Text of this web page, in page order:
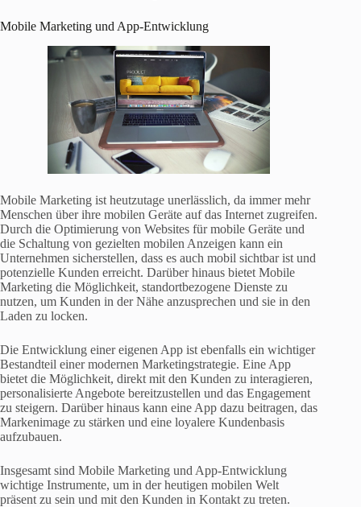
Mobile Marketing und App-Entwicklung
Mobile Marketing ist heutzutage unerlässlich, da immer mehr
Menschen über ihre mobilen Geräte auf das Internet zugreifen.
Durch die Optimierung von Websites für mobile Geräte und
die Schaltung von gezielten mobilen Anzeigen kann ein
Unternehmen sicherstellen, dass es auch mobil sichtbar ist und
potenzielle Kunden erreicht. Darüber hinaus bietet Mobile
Marketing die Möglichkeit, standortbezogene Dienste zu
nutzen, um Kunden in der Nähe anzusprechen und sie in den
Laden zu locken.
Die Entwicklung einer eigenen App ist ebenfalls ein wichtiger
Bestandteil einer modernen Marketingstrategie. Eine App
bietet die Möglichkeit, direkt mit den Kunden zu interagieren,
personalisierte Angebote bereitzustellen und das Engagement
zu steigern. Darüber hinaus kann eine App dazu beitragen, das
Markenimage zu stärken und eine loyalere Kundenbasis
aufzubauen.
Insgesamt sind Mobile Marketing und App-Entwicklung
wichtige Instrumente, um in der heutigen mobilen Welt
präsent zu sein und mit den Kunden in Kontakt zu treten.